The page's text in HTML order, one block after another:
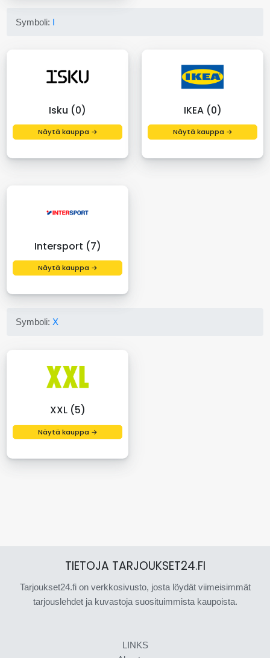
Symboli: I
Isku (0)
Näytä kauppa →
IKEA (0)
Näytä kauppa →
Intersport (7)
Näytä kauppa →
Symboli: X
XXL (5)
Näytä kauppa →
TIETOJA TARJOUKSET24.FI
Tarjoukset24.fi on verkkosivusto, josta löydät viimeisimmät
tarjouslehdet ja kuvastoja suosituimmista kaupoista.
LINKS